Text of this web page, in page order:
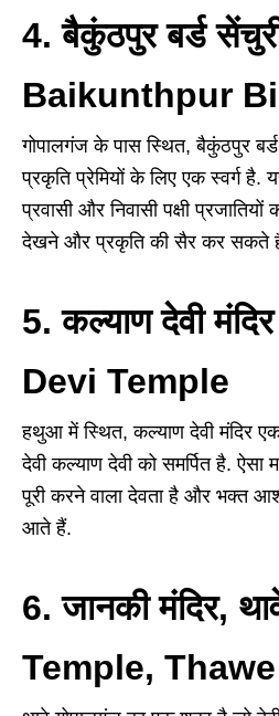
4. बैकुंठपुर बर्ड
Baikunthpur
गोपालगंज के पास स्थित, बैकुंठपुर बर्ड
प्रकृति प्रेमियों के लिए एक स्वर्ग है.
प्रवासी और निवासी पक्षी
देखने और प्रकृति की सैर कर सकते
5. कल्याण देवी
Devi Temple
हथुआ में स्थित, कल्याण देवी मंदिर एक
देवी कल्याण देवी को समर्पित है. ऐसा
पूरी करने वाला देवता है और भक्त
आते हैं.
6. जानकी मंदिर,
Temple, Thawe